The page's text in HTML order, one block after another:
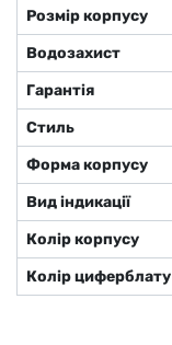
Розмір корпусу
Водозахист
Гарантія
Стиль
Форма корпусу
Вид індикації
Колір корпусу
Колір циферблату